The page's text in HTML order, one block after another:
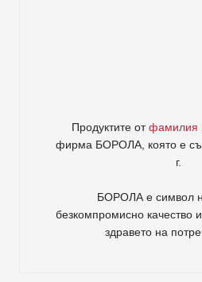
Продуктите отфамилия
фирма БОРОЛА , която е
г.
БОРОЛА е символ
безкомпромисно качество
здравето на